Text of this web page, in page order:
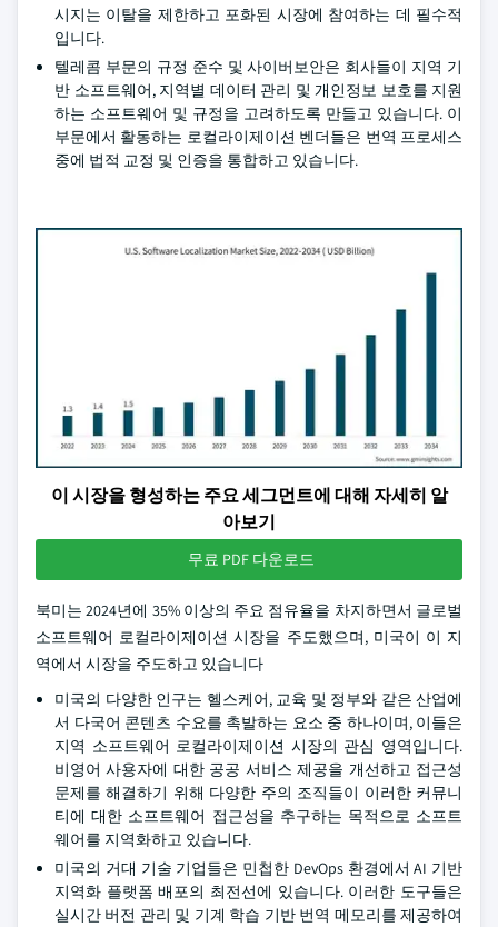
시지는 이탈을 제한하고 포화된 시장에 참여하는 데 필수적
입니다.
텔레콤 부문의 규정 준수 및 사이버보안은 회사들이 지역 기
반 소프트웨어, 지역별 데이터 관리 및 개인정보 보호를 지원
하는 소프트웨어 및 규정을 고려하도록 만들고 있습니다. 이
부문에서 활동하는 로컬라이제이션 벤더들은 번역 프로세스
중에 법적 교정 및 인증을 통합하고 있습니다.
이 시장을 형성하는 주요 세그먼트에 대해 자세히 알
아보기
무료 PDF 다운로드
북미는 2024년에 35% 이상의 주요 점유율을 차지하면서 글로벌
소프트웨어 로컬라이제이션 시장을 주도했으며, 미국이 이 지
역에서 시장을 주도하고 있습니다
미국의 다양한 인구는 헬스케어, 교육 및 정부와 같은 산업에
서 다국어 콘텐츠 수요를 촉발하는 요소 중 하나이며, 이들은
지역 소프트웨어 로컬라이제이션 시장의 관심 영역입니다.
비영어 사용자에 대한 공공 서비스 제공을 개선하고 접근성
문제를 해결하기 위해 다양한 주의 조직들이 이러한 커뮤니
티에 대한 소프트웨어 접근성을 추구하는 목적으로 소프트
웨어를 지역화하고 있습니다.
미국의 거대 기술 기업들은 민첩한 DevOps 환경에서 AI 기반
지역화 플랫폼 배포의 최전선에 있습니다. 이러한 도구들은
실시간 버전 관리 및 기계 학습 기반 번역 메모리를 제공하여